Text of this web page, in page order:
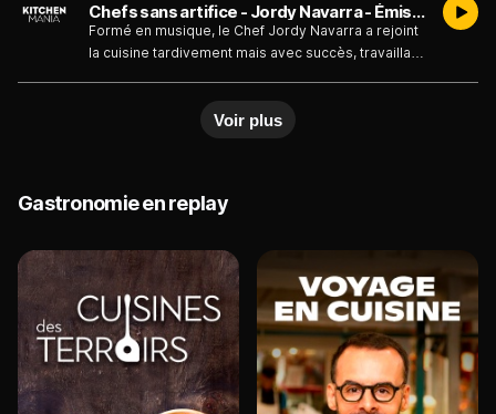
Chefs sans artifice - Jordy Navarra - Émission du jeudi 11 juin
Formé en musique, le Chef Jordy Navarra a rejoint
la cuisine tardivement mais avec succès, travaillant
aux Philippines. Découvrez comment ses plats,
techniques et parcours reflètent à la fois son
inspiration et son authenticité philippine.
Voir plus
Gastronomie en replay